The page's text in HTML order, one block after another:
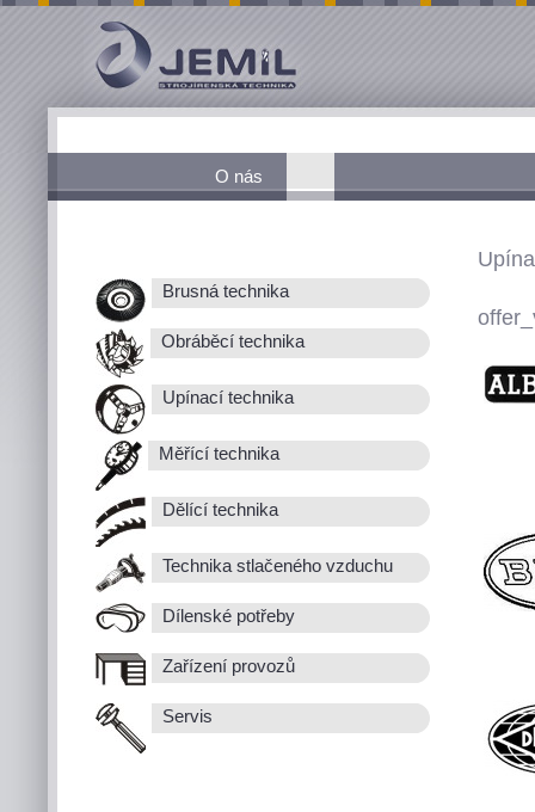
O nás
Brusná technika
Obráběcí technika
Upínací technika
Měřící technika
Dělící technika
Technika stlačeného vzduchu
Dílenské potřeby
Zařízení provozů
Servis